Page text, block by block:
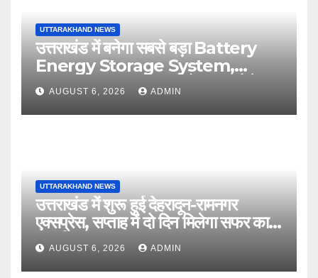
UTTARAKHAND NEWS
उत्तराखंड में बनेगा सबसे बड़ा Battery
Energy Storage System,
UJVNL लगाएगा 352 करोड़ का प्रोजेक्ट
AUGUST 6, 2026 ADMIN
UTTARAKHAND NEWS
उत्तराखंड में शुरू हुई देहरादून-रामनगर
एक्सप्रेस, सप्ताह में दो दिन मिलेगा सफर का
नया विकल्प
AUGUST 6, 2026 ADMIN